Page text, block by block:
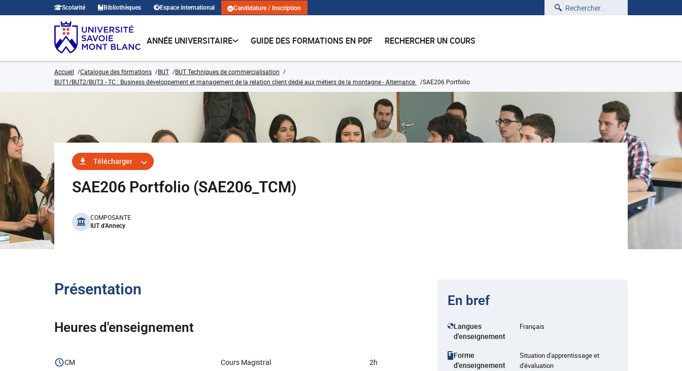
Scolarité Bibliothèques Espace international Candidature / Inscription Rechercher
ANNÉE UNIVERSITAIRE GUIDE DES FORMATIONS EN PDF RECHERCHER UN COURS
Accueil Catalogue des formations BUT
BUT Techniques de commercialisation
BUT1/BUT2/BUT3 - TC : Business développement et management de la relation client dédié aux métiers de la montagne - Alternance
SAE206 Portfolio
Télécharger
SAE206 Portfolio (SAE206_TCM)
benefits
COMPOSANTE
IUT d'Annecy
Présentation
Heures d'enseignement
CM Cours Magistral 2h
En bref
Langues
d'enseignement
Français
Forme
d'enseignement
Situation d'apprentissage et
d'évaluation